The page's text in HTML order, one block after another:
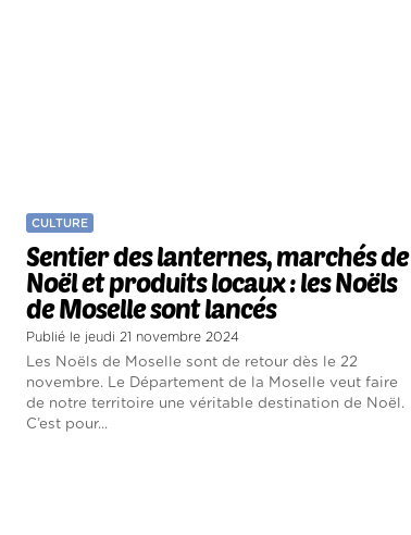
CULTURE
Sentier des lanternes, marchés de
Noël et produits locaux : les Noëls
de Moselle sont lancés
Publié le jeudi 21 novembre 2024
Les Noëls de Moselle sont de retour dès le 22
novembre. Le Département de la Moselle veut faire
de notre territoire une véritable destination de Noël.
C’est pour...